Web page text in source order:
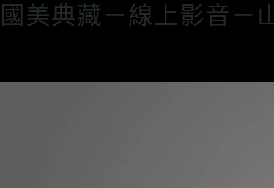
國美典藏－線上影音－